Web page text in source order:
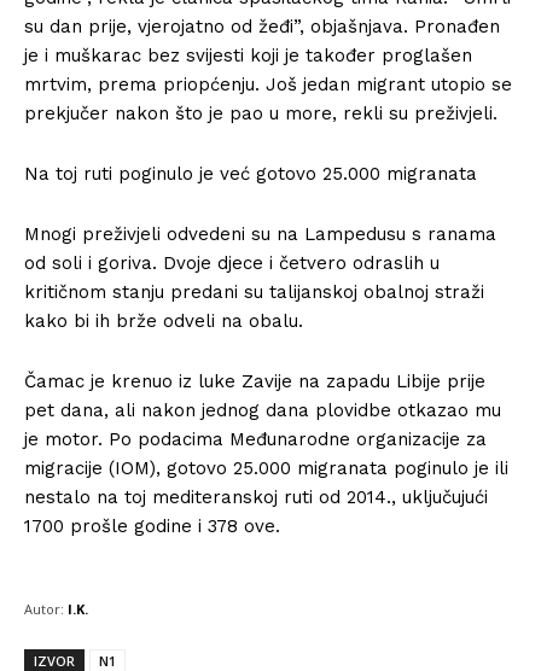
su dan prije, vjerojatno od žeđi”, objašnjava. Pronađen
je i muškarac bez svijesti koji je također proglašen
mrtvim, prema priopćenju. Još jedan migrant utopio se
prekjučer nakon što je pao u more, rekli su preživjeli.
Na toj ruti poginulo je već gotovo 25.000 migranata
Mnogi preživjeli odvedeni su na Lampedusu s ranama
od soli i goriva. Dvoje djece i četvero odraslih u
kritičnom stanju predani su talijanskoj obalnoj straži
kako bi ih brže odveli na obalu.
Čamac je krenuo iz luke Zavije na zapadu Libije prije
pet dana, ali nakon jednog dana plovidbe otkazao mu
je motor. Po podacima Međunarodne organizacije za
migracije (IOM), gotovo 25.000 migranata poginulo je ili
nestalo na toj mediteranskoj ruti od 2014., uključujući
1700 prošle godine i 378 ove.
Autor: I.K.
IZVOR N1